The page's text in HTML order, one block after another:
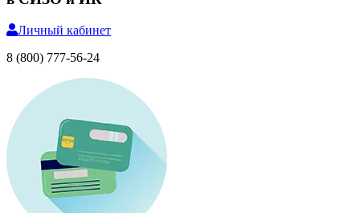
Личный кабинет
8 (800) 777-56-24